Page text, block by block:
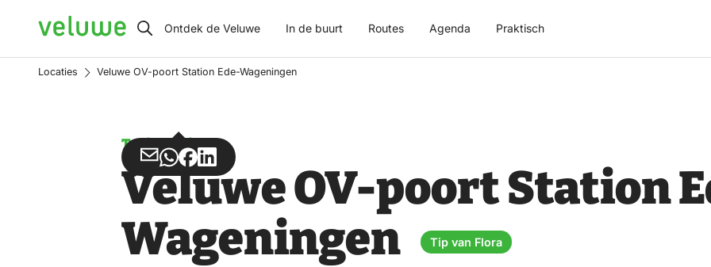
Veluwe Ontdek de Veluwe In de buurt Routes Agenda Praktisch
Locaties Veluwe OV-poort Station Ede-Wageningen
Treinstations
Deel
via
Deel
via
Deel
op
Deel
op
Veluwe OV-poort Station
Wageningen
Tip van Flora